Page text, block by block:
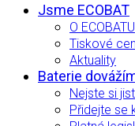
Jsme ECOBAT
O ECOBATU
Tiskové
Aktuality
Baterie
Nejste si
Přidejte se